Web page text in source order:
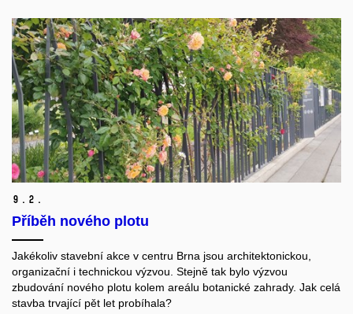
9. 2.
Příběh nového plotu
Jakékoliv stavební akce v centru Brna jsou architektonickou,
organizační i technickou výzvou. Stejně tak bylo výzvou
zbudování nového plotu kolem areálu botanické zahrady. Jak celá
stavba trvající pět let probíhala?